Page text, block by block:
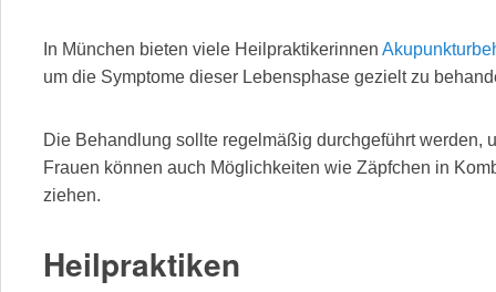
In München bieten viele Heilpraktikerinnen
um die Symptome dieser Lebensphase gezielt zu
Die Behandlung sollte regelmäßig durchgeführt werden,
Frauen können auch Möglichkeiten wie Zäpfchen in
ziehen.
Heilpraktiken